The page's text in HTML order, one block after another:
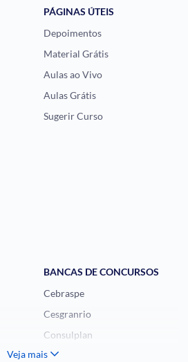
PÁGINAS ÚTEIS
Depoimentos
Material Grátis
Aulas ao Vivo
Aulas Grátis
Sugerir Curso
BANCAS DE CONCURSOS
Cebraspe
Cesgranrio
Consulplan
FCC
Veja mais